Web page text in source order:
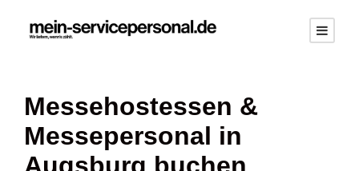
Messehostessen &
Messepersonal in